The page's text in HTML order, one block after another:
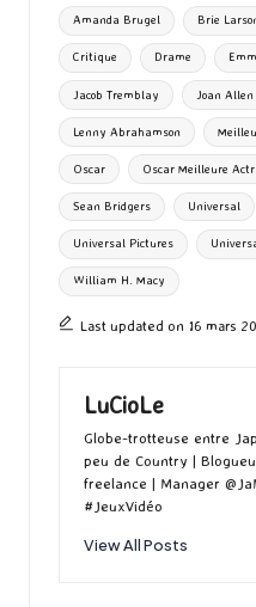
o
k
o
n
g
er
Tags:
Amanda Brugel Brie
Critique Drame
Jacob Tremblay Joan Allen
Lenny Abrahamson
Oscar Oscar Meilleure
Sean Bridgers Universal
Universal Pictures
William H. Macy
Last updated on 16 mars
LuCioLe
Globe-trotteuse entre
peu de Country |
freelance | Manager
#JeuxVidéo
View All Posts